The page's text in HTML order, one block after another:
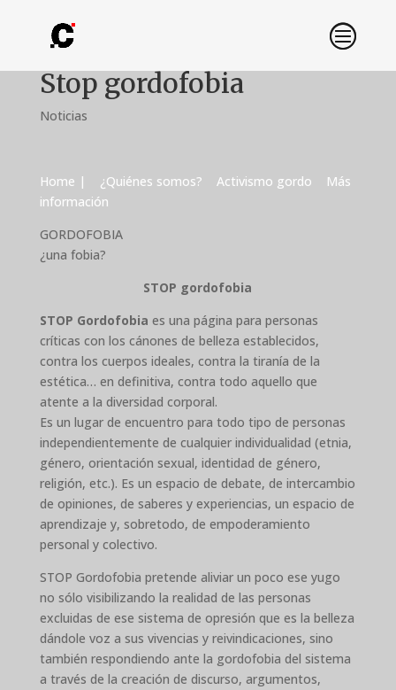
Stop gordofobia
Noticias
Home | ¿Quiénes somos? Activismo gordo
Más
información
GORDOFOBIA
¿una fobia?
STOP gordofobia
STOP Gordofobia es una página para personas
críticas con los cánones de belleza establecidos,
contra los cuerpos ideales, contra la tiranía de la
estética… en definitiva, contra todo aquello que
atente a la diversidad corporal.
Es un lugar de encuentro para todo tipo de personas
independientemente de cualquier individualidad (etnia,
género, orientación sexual, identidad de género,
religión, etc.). Es un espacio de debate, de intercambio
de opiniones, de saberes y experiencias, un espacio de
aprendizaje y, sobretodo, de empoderamiento
personal y colectivo.
STOP Gordofobia pretende aliviar un poco ese yugo
no sólo visibilizando la realidad de las personas
excluidas de ese sistema de opresión que es la belleza
dándole voz a sus vivencias y reivindicaciones, sino
también respondiendo ante la gordofobia del sistema
a través de la creación de discurso, argumentos,